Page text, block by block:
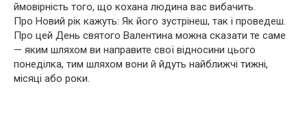
ймовірність того, що кохана людина вас вибачить.
Про Новий рік кажуть: Як його зустрінеш, так і проведеш.
Про цей День святого Валентина можна сказати те саме
— яким шляхом ви направите свої відносини цього
понеділка, тим шляхом вони й йдуть найближчі тижні,
місяці або роки.